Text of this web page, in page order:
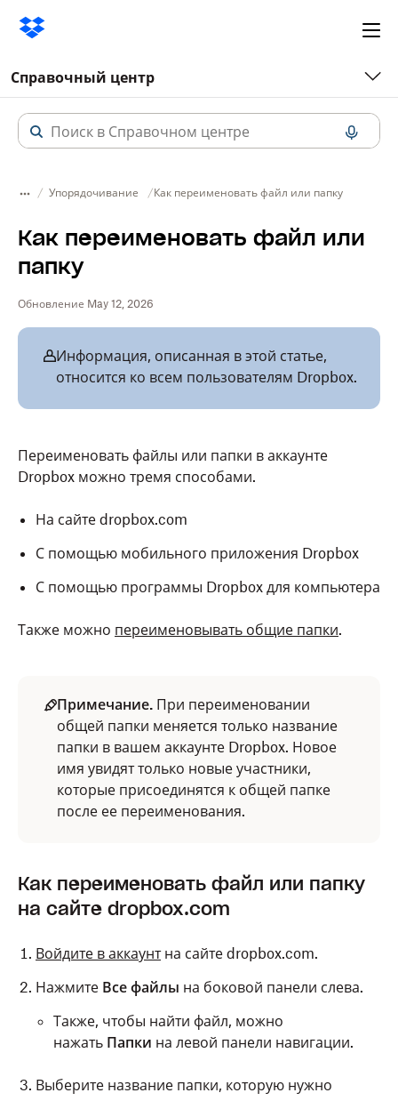
Справочный центр
Упорядочивание Как переименовать файл или папку
Как переименовать файл или
папку
Обновление May 12, 2026
Информация, описанная в этой статье,
относится ко всем пользователям Dropbox.
Переименовать файлы или папки в аккаунте
Dropbox можно тремя способами.
На сайте dropbox.com
С помощью мобильного приложения Dropbox
С помощью программы Dropbox для компьютера
Также можно переименовывать общие папки.
Примечание. При переименовании
общей папки меняется только название
папки в вашем аккаунте Dropbox. Новое
имя увидят только новые участники,
которые присоединятся к общей папке
после ее переименования.
Как переименовать файл или папку
на сайте dropbox.com
Войдите в аккаунтна сайте dropbox.com.
Нажмите Все файлы на боковой панели слева.
Также, чтобы найти файл, можно
нажать Папки на левой панели навигации.
Выберите название папки, которую нужно